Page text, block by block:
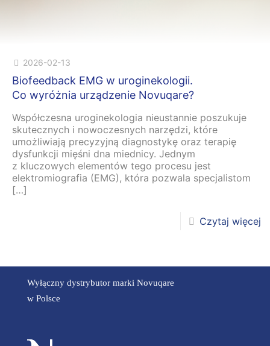
2026-02-13
Biofeedback EMG w uroginekologii.
Co wyróżnia urządzenie Novuqare?
Współczesna uroginekologia nieustannie poszukuje
skutecznych i nowoczesnych narzędzi, które
umożliwiają precyzyjną diagnostykę oraz terapię
dysfunkcji mięśni dna miednicy. Jednym
z kluczowych elementów tego procesu jest
elektromiografia (EMG), która pozwala specjalistom
[…]
Czytaj więcej
Wyłączny dystrybutor marki Novuqare
w Polsce